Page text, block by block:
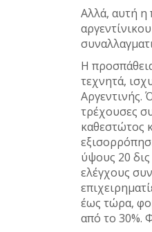
Αλλά, αυτή η
Η
τεχνητά,
Αργεντινής.
τρέχουσες
καθεστώτος
ύψους 20
ελέγχους
έως τώρα,
από το 30%.